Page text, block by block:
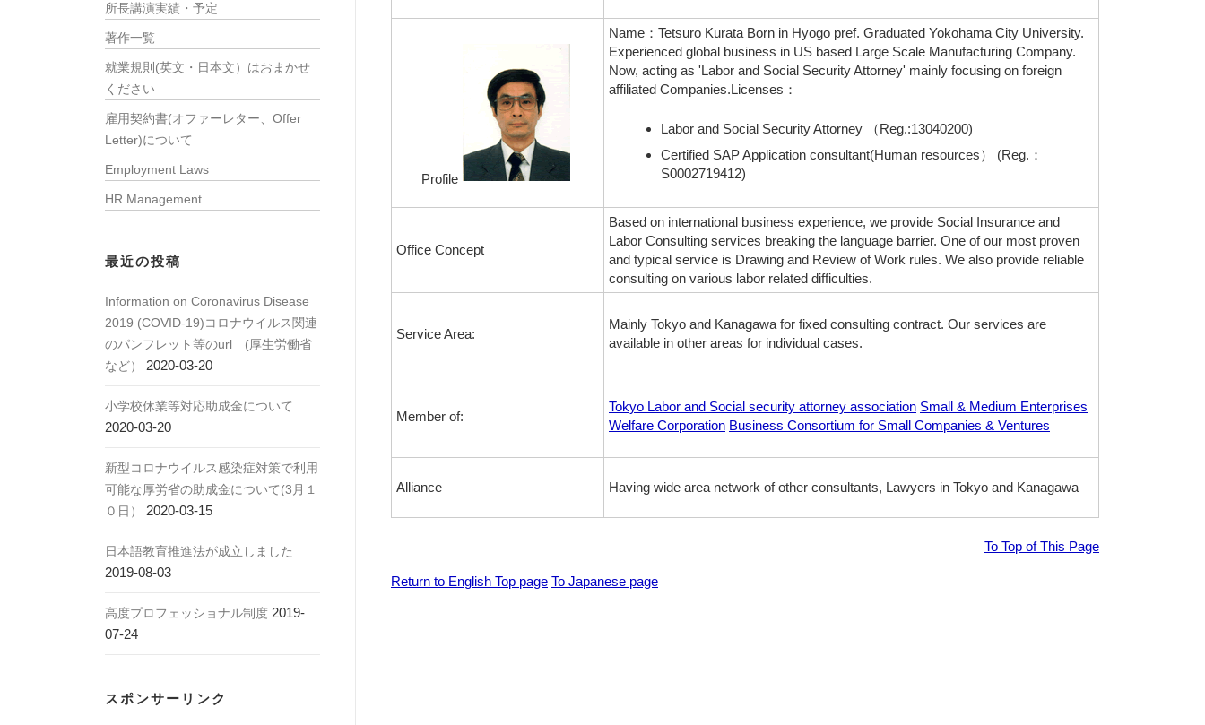
Profile
Name：Tetsuro Kurata Born in Hyogo pref. Graduated Yokohama City University.
Experienced global business in US based Large Scale Manufacturing Company.
Now, acting as 'Labor and Social Security Attorney' mainly focusing on foreign
affiliated Companies.Licenses：
Labor and Social Security Attorney （Reg.:13040200)
Certified SAP Application consultant(Human resources） (Reg.：
S0002719412)
Office Concept
Based on international business experience, we provide Social Insurance and
Labor Consulting services breaking the language barrier. One of our most proven
and typical service is Drawing and Review of Work rules. We also provide reliable
consulting on various labor related difficulties.
Service Area:
Mainly Tokyo and Kanagawa for fixed consulting contract. Our services are
available in other areas for individual cases.
Member of:
Tokyo Labor and Social security attorney association Small & Medium Enterprises
Welfare Corporation Business Consortium for Small Companies & Ventures
Alliance Having wide area network of other consultants, Lawyers in Tokyo and Kanagawa
To Top of This Page
Return to English Top page To Japanese page
所長講演実績・予定
著作一覧
就業規則(英文・日本文）はおまかせ
ください
雇用契約書(オファーレター、Offer
Letter)について
Employment Laws
HR Management
最近の投稿
Information on Coronavirus Disease
2019 (COVID-19)コロナウイルス関連
のパンフレット等のurl (厚生労働省
など）
2020-03-20
小学校休業等対応助成金について
2020-03-20
新型コロナウイルス感染症対策で利用
可能な厚労省の助成金について(3月１
０日）
2020-03-15
日本語教育推進法が成立しました
2019-08-03
高度プロフェッショナル制度 2019-
07-24
スポンサーリンク